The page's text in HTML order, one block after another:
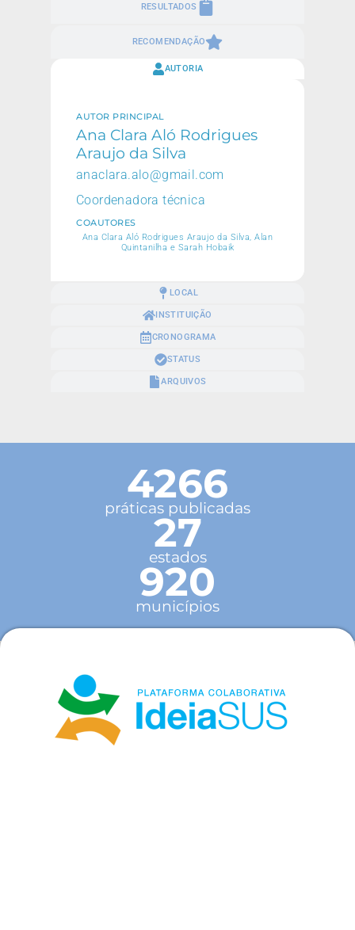
RESULTADOS
RECOMENDAÇÃO
AUTORIA
LOCAL
INSTITUIÇÃO
CRONOGRAMA
STATUS
ARQUIVOS
AUTOR PRINCIPAL
Ana Clara Aló Rodrigues
Araujo da Silva
anaclara.alo@gmail.com
Coordenadora técnica
COAUTORES
Ana Clara Aló Rodrigues Araujo da Silva, Alan
Quintanilha e Sarah Hobaik
4266
práticas publicadas
27
estados
920
municípios